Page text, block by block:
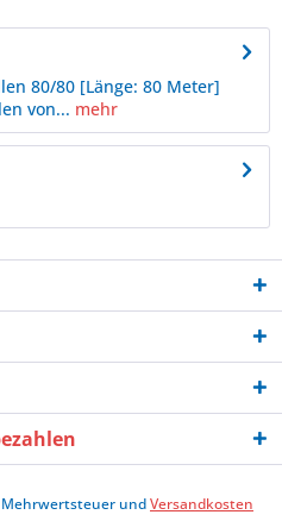
80/80 [Länge: 80 Meter]
von... mehr
Mehrwertsteuer undVersandkosten